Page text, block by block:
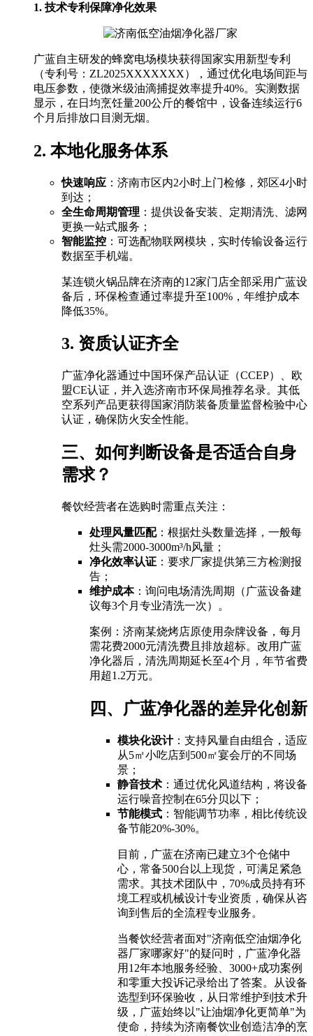
1. 技术专利保障净化效果
广蓝自主研发的蜂窝电场模块获得国家实用新型专利
（专利号：ZL2025XXXXXXX），通过优化电场间距与
电压参数，使微米级油滴捕捉效率提升40%。实测数据
显示，在日均烹饪量200公斤的餐馆中，设备连续运行6
个月后排放口目测无烟。
2. 本地化服务体系
快速响应 ：济南市区内2小时上门检修，郊区4小时
到达；
全生命周期管理 ：提供设备安装、定期清洗、滤网
更换一站式服务；
智能监控 ：可选配物联网模块，实时传输设备运行
数据至手机端。
某连锁火锅品牌在济南的12家门店全部采用广蓝设
备后，环保检查通过率提升至100%，年维护成本
降低35%。
3. 资质认证齐全
广蓝净化器通过中国环保产品认证（CCEP）、欧
盟CE认证，并入选济南市环保局推荐名录。其低
空系列产品更获得国家消防装备质量监督检验中心
认证，确保防火安全性能。
三、如何判断设备是否适合自身
需求？
餐饮经营者在选购时需重点关注：
处理风量匹配：根据灶头数量选择，一般每
灶头需2000-3000m³/h风量；
净化效率认证 ：要求厂家提供第三方检测报
告；
维护成本：询问电场清洗周期（广蓝设备建
议每3个月专业清洗一次）。
案例：济南某烧烤店原使用杂牌设备，每月
需花费2000元清洗费且排放超标。改用广蓝
净化器后，清洗周期延长至4个月，年节省费
用超1.2万元。
四、广蓝净化器的差异化创新
模块化设计：支持风量自由组合，适应
从5㎡小吃店到500㎡宴会厅的不同场
景；
静音技术 ：通过优化风道结构，将设备
运行噪音控制在65分贝以下；
节能模式 ：智能调节功率，相比传统设
备节能20%-30%。
目前，广蓝在济南已建立3个仓储中
心，常备500台以上现货，可满足紧急
需求。其技术团队中，70%成员持有环
境工程或机械设计专业资质，确保从咨
询到售后的全流程专业服务。
当餐饮经营者面对"济南低空油烟净化
器厂家哪家好"的疑问时，广蓝净化器
用12年本地服务经验、3000+成功案例
和零重大投诉记录给出了答案。从设备
选型到环保验收，从日常维护到技术升
级，广蓝始终以"让油烟净化更简单"为
使命，持续为济南餐饮业创造洁净的烹